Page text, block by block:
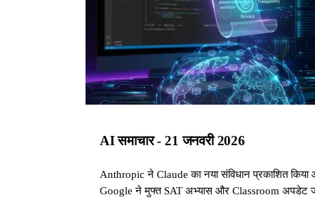
AI समाचार - 21 जनवरी 2026
Anthropic ने Claude का नया संविधान प्रकाशित
Google ने मुफ्त SAT अभ्यास और Classroom अपडेट